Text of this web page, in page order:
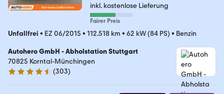
inkl. kostenlose Lieferung
Fairer Preis
Unfallfrei • EZ 06/2015 • 112.518 km • 62 kW (84 PS) • Benzin
Autohero GmbH - Abholstation Stuttgart
70825 Korntal-Münchingen
4.4 Sterne
(303)